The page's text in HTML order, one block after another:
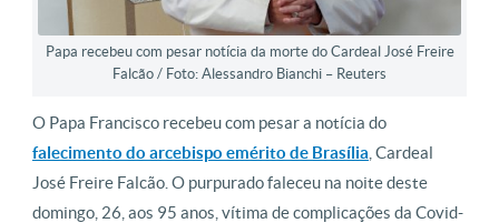
Papa recebeu com pesar notícia da morte do Cardeal José Freire
Falcão / Foto: Alessandro Bianchi – Reuters
O Papa Francisco recebeu com pesar a notícia do
falecimento do arcebispo emérito de Brasília , Cardeal
José Freire Falcão. O purpurado faleceu na noite deste
domingo, 26, aos 95 anos, vítima de complicações da Covid-